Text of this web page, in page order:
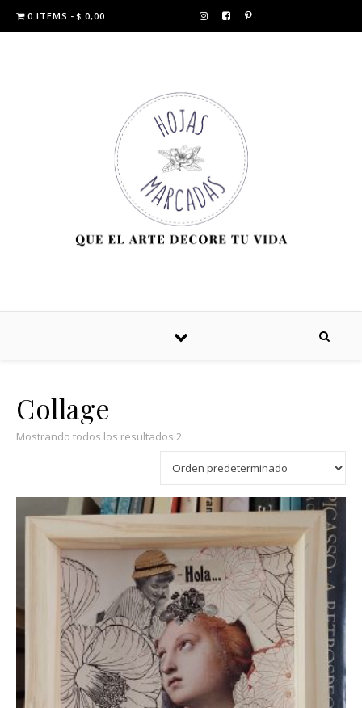
0 ITEMS $ 0,00
Collage
Mostrando todos los resultados 2